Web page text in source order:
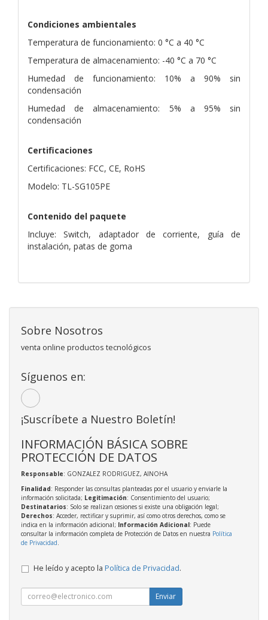
Condiciones ambientales
Temperatura de funcionamiento: 0 °C a 40 °C
Temperatura de almacenamiento: -40 °C a 70 °C
Humedad de funcionamiento: 10% a 90% sin
condensación
Humedad de almacenamiento: 5% a 95% sin
condensación
Certificaciones
Certificaciones: FCC, CE, RoHS
Modelo: TL-SG105PE
Contenido del paquete
Incluye: Switch, adaptador de corriente, guía de
instalación, patas de goma
Sobre Nosotros
venta online productos tecnológicos
Síguenos en:
¡Suscríbete a Nuestro Boletín!
INFORMACIÓN BÁSICA SOBRE
PROTECCIÓN DE DATOS
Responsable: GONZALEZ RODRIGUEZ, AINOHA
Finalidad: Responder las consultas planteadas por el usuario y enviarle la
información solicitada; Legitimación: Consentimiento del usuario;
Destinatarios: Solo se realizan cesiones si existe una obligación legal;
Derechos: Acceder, rectificar y suprimir, así como otros derechos, como se
indica en la información adicional; Información Adicional: Puede
consultar la información completa de Protección de Datos en nuestra Política
de Privacidad
He leído y acepto la Política de Privacidad.
Enviar